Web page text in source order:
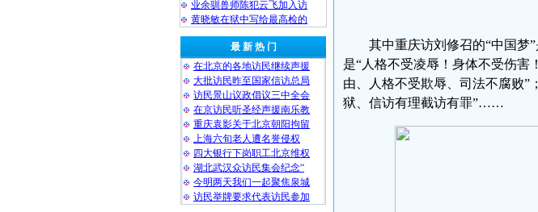
业余驯兽师陈犯云飞加入访
黄晓敏在狱中写给最高检的
最 新 热 门
在北京的各地访民继续声援
大批访民昨至国家信访总局
访民景山议政倡议三中全会
在京访民听圣经声援南乐教
重庆袁影关于北京朝阳拘留
上海六旬老人遭名誉侵权
四大银行下岗职工北京维权
湖北武汉众访民集会纪念“
今明两天我们一起聚焦泉城
访民举牌要求代表访民参加
其中重庆访刘修召的“中国梦
是“人格不受凌辱！身体不受伤害
由、人格不受欺辱、司法不腐败”
狱、信访有理截访有罪”……